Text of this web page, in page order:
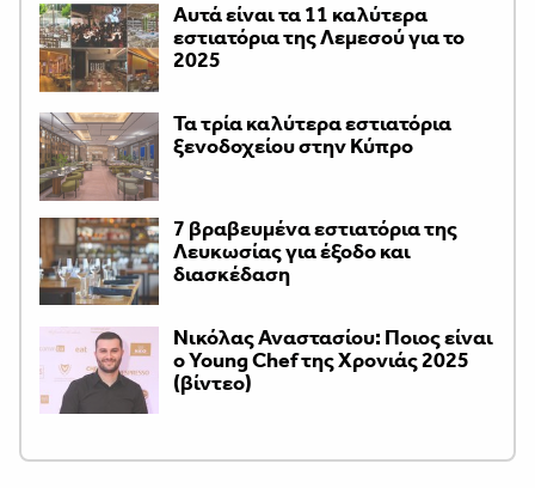
Αυτά είναι τα 11 καλύτερα
εστιατόρια της Λεμεσού για το
2025
Τα τρία καλύτερα εστιατόρια
ξενοδοχείου στην Κύπρο
7 βραβευμένα εστιατόρια της
Λευκωσίας για έξοδο και
διασκέδαση
Νικόλας Αναστασίου: Ποιος είναι
ο Young Chef της Χρονιάς 2025
(βίντεο)